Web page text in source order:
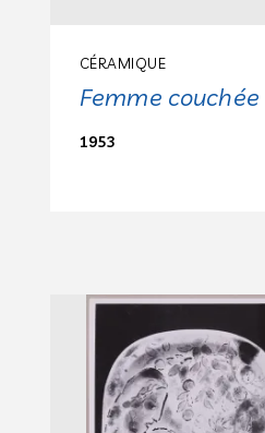
CÉRAMIQUE
Femme couchée
1953